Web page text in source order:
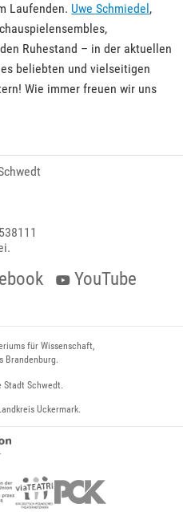
Laufenden. Uwe Schmiedel ,
Ruhestand – in der aktuellen
beliebten und vielseitigen
Wie immer freuen wir uns
YouTube
für Wissenschaft,
Brandenburg.
Schwedt.
Uckermark.